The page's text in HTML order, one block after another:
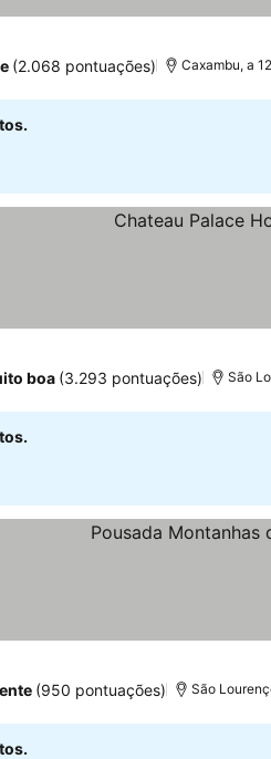
(2.068 pontuações) Caxambu, a
boa (3.293 pontuações) São
(950 pontuações) São